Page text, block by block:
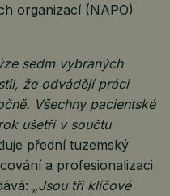
organizací (NAPO)
sedm vybraných
že odvádějí práci
Všechny pacientské
ušetří v součtu
přední tuzemský
a profesionalizaci
„Jsou tři klíčové